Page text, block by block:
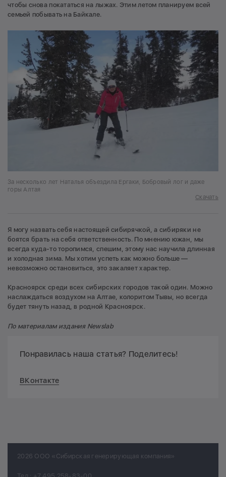
чтобы снова покататься на лыжах. Этим летом планируем всей
семьей побывать на Байкале.
За несколько лет Наталья объездила Ергаки, Бобровый лог и даже
горы Алтая
Скачать
Я могу назвать себя настоящей сибирячкой, а сибиряки не
боятся брать на себя ответственность. По мнению южан, мы
всегда куда-то торопимся, спешим, этому нас научила длинная
и холодная зима. Мы хотим успеть как можно больше —
невозможно остановиться, это закаляет характер.
Красноярск среди всех сибирских городов такой один. Можно
наслаждаться воздухом на Алтае, колоритом Тывы, но всегда
будет тянуть назад, в родной Красноярск.
По материалам издания Newslab
Понравилась наша статья? Поделитесь!
ВКонтакте
2026 ООО «Сибирская генерирующая компания»
Тел.: +7 495 258-83-00